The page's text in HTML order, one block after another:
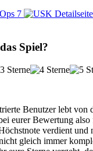
Detailseite
Spiel?
Benutzer lebt von
eurer Bewertung also
verdient und
gleich immer